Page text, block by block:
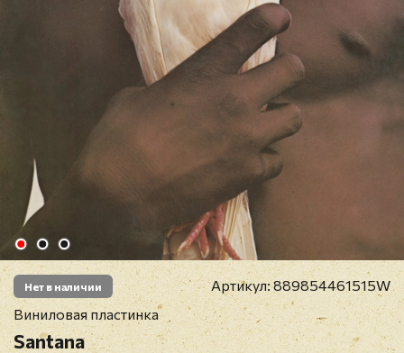
Нет в наличии Артикул: 889854461515W
Виниловая пластинка
Santana